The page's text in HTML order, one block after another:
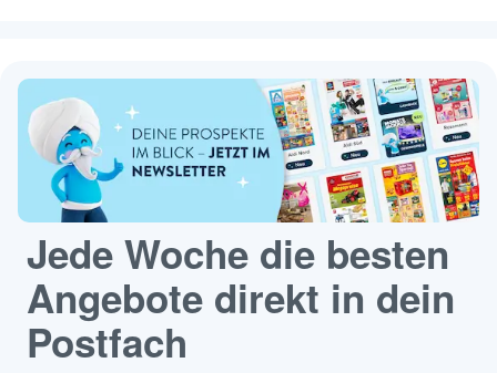
Jede Woche die besten
Angebote direkt in dein
Postfach